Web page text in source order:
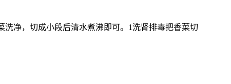
净，切成小段后清水煮沸即可。1洗肾排毒把香菜切